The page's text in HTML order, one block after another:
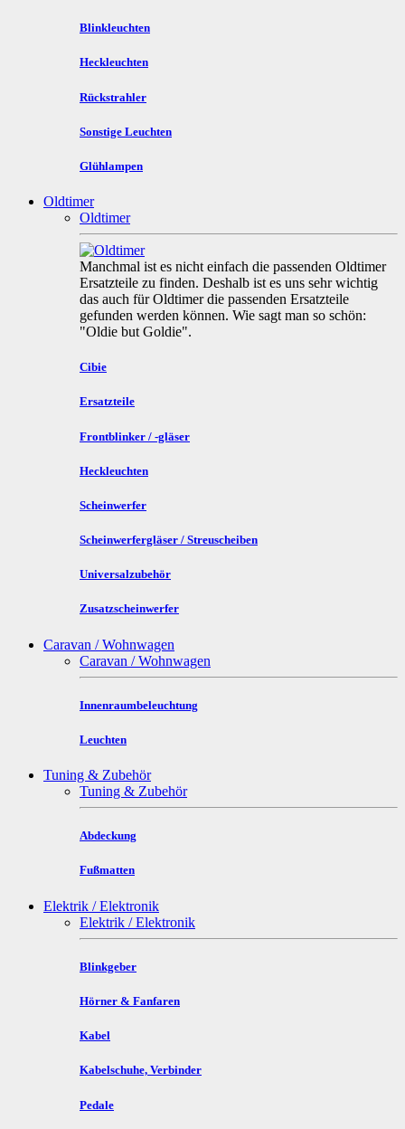
Blinkleuchten
Heckleuchten
Rückstrahler
Sonstige Leuchten
Glühlampen
Oldtimer
Oldtimer
Manchmal ist es nicht einfach die passenden Oldtimer
Ersatzteile zu finden. Deshalb ist es uns sehr wichtig
das auch für Oldtimer die passenden Ersatzteile
gefunden werden können. Wie sagt man so schön:
"Oldie but Goldie".
Cibie
Ersatzteile
Frontblinker / -gläser
Heckleuchten
Scheinwerfer
Scheinwerfergläser / Streuscheiben
Universalzubehör
Zusatzscheinwerfer
Caravan / Wohnwagen
Caravan / Wohnwagen
Innenraumbeleuchtung
Leuchten
Tuning & Zubehör
Tuning & Zubehör
Abdeckung
Fußmatten
Elektrik / Elektronik
Elektrik / Elektronik
Blinkgeber
Hörner & Fanfaren
Kabel
Kabelschuhe, Verbinder
Pedale